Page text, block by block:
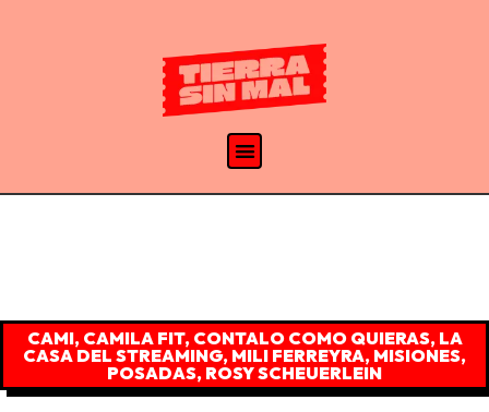
CAMI, CAMILA FIT, CONTALO COMO QUIERAS, LA
CASA DEL STREAMING, MILI FERREYRA, MISIONES,
POSADAS, ROSY SCHEUERLEIN